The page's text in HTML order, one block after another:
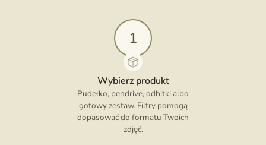
1
Wybierz produkt
Pudełko, pendrive, odbitki albo
gotowy zestaw. Filtry pomogą
dopasować do formatu Twoich
zdjęć.